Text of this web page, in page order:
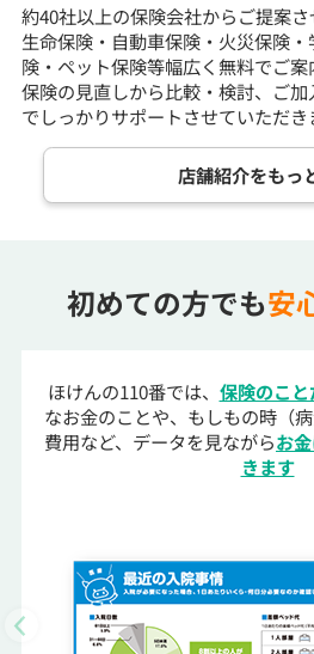
約40社以上の保険会社からご提案さ
生命保険・自動車保険・火災保険
険・ペット保険等幅広く無料でご案
保険の見直しから比較・検討、ご
でしっかりサポートさせていただき
店舗紹介をもっ
初めての方でも安
ほけんの110番では、 保険のこと
なお金のことや、もしもの時（
費用など、データを見ながらお
きます